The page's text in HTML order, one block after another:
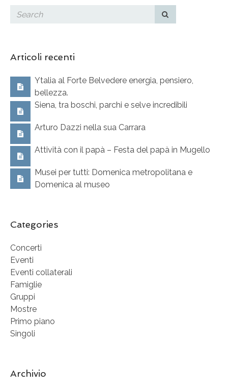
Articoli recenti
Ytalia al Forte Belvedere energia, pensiero,
bellezza.
Siena, tra boschi, parchi e selve incredibili
Arturo Dazzi nella sua Carrara
Attività con il papà – Festa del papà in Mugello
Musei per tutti: Domenica metropolitana e
Domenica al museo
Categories
Concerti
Eventi
Eventi collaterali
Famiglie
Gruppi
Mostre
Primo piano
Singoli
Archivio